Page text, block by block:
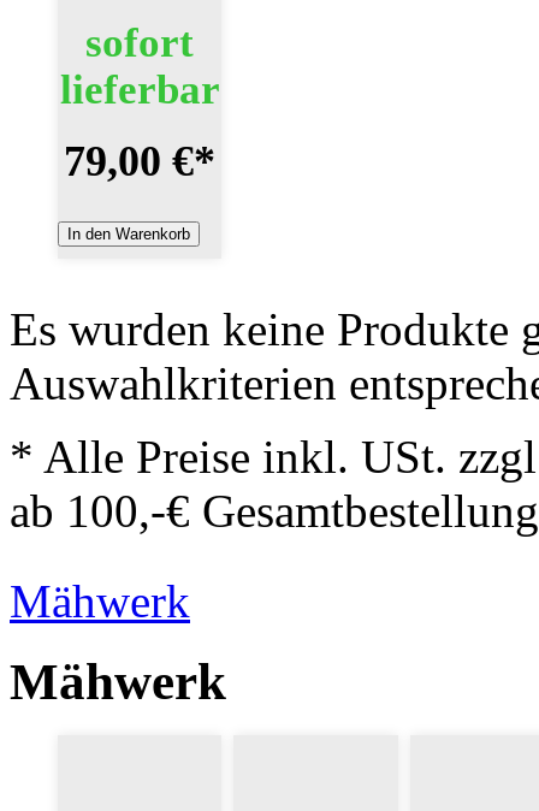
sofort
lieferbar
79,00 €*
In den Warenkorb
Es wurden keine Produkte
Auswahlkriterien
* Alle Preise inkl. USt.
ab 100,-€
Mähwerk
Mähwerk